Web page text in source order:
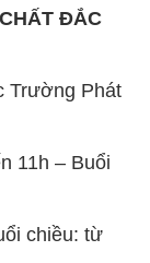
11h – Buổi
chiều: từ
tốt nhất cho